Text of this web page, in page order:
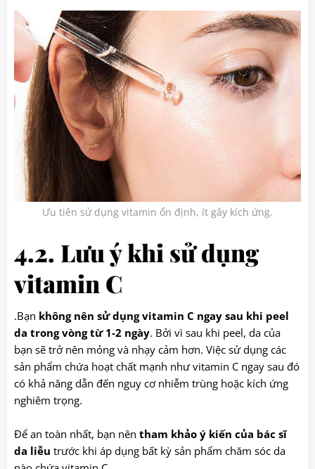
Ưu tiên sử dụng vitamin ổn định, ít gây kích ứng.
4.2. Lưu ý khi sử dụng
vitamin C
.Bạn không nên sử dụng vitamin C ngay sau khi peel
da trong vòng từ 1-2 ngày. Bởi vì sau khi peel, da của
bạn sẽ trở nên mỏng và nhạy cảm hơn. Việc sử dụng các
sản phẩm chứa hoạt chất mạnh như vitamin C ngay sau đó
có khả năng dẫn đến nguy cơ nhiễm trùng hoặc kích ứng
nghiêm trọng.
Để an toàn nhất, bạn nên tham khảo ý kiến của bác sĩ
da liễu trước khi áp dụng bất kỳ sản phẩm chăm sóc da